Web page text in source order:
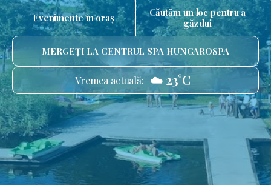
Evenimente în oraș
Căutăm un loc pentru a
găzdui
MERGEȚI LA CENTRUL SPA HUNGAROSPA
Vremea actuală: ☁️ 23°C